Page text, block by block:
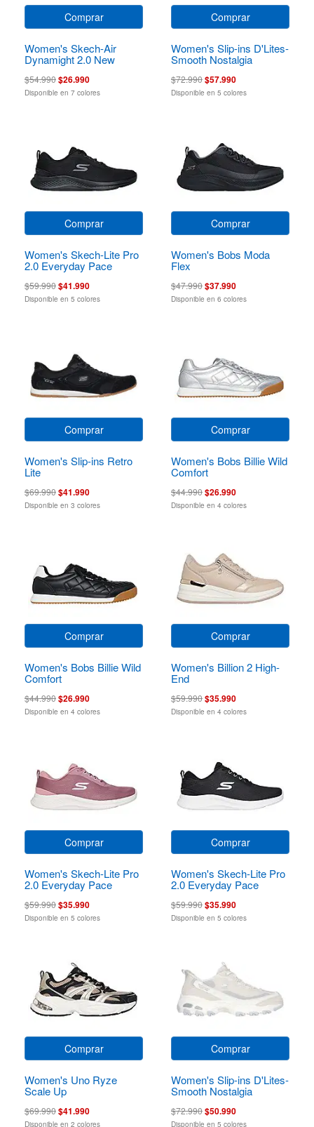
Comprar
Women's Skech-Air
Dynamight 2.0 New
Heights
$54.990$26.990
Disponible en 7 colores
Comprar
Women's Slip-ins D'Lites-
Smooth Nostalgia
$72.990$57.990
Disponible en 5 colores
Comprar
Women's Skech-Lite Pro
2.0 Everyday Pace
$59.990$41.990
Disponible en 5 colores
Comprar
Women's Bobs Moda
Flex
$47.990$37.990
Disponible en 6 colores
Comprar
Women's Slip-ins Retro
Lite
$69.990$41.990
Disponible en 3 colores
Comprar
Women's Bobs Billie Wild
Comfort
$44.990$26.990
Disponible en 4 colores
Comprar
Women's Bobs Billie Wild
Comfort
$44.990$26.990
Disponible en 4 colores
Comprar
Women's Billion 2 High-
End
$59.990$35.990
Disponible en 4 colores
Comprar
Women's Skech-Lite Pro
2.0 Everyday Pace
$59.990$35.990
Disponible en 5 colores
Comprar
Women's Skech-Lite Pro
2.0 Everyday Pace
$59.990$35.990
Disponible en 5 colores
Comprar
Women's Uno Ryze
Scale Up
$69.990$41.990
Disponible en 2 colores
Comprar
Women's Slip-ins D'Lites-
Smooth Nostalgia
$72.990$50.990
Disponible en 5 colores